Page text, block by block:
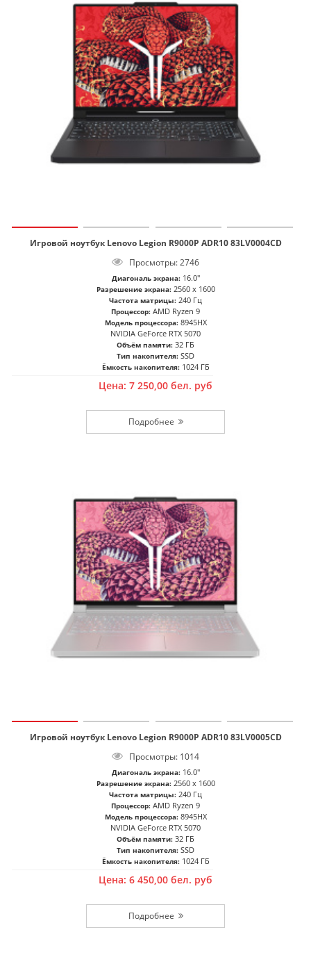
Игровой ноутбук Lenovo Legion R9000P ADR10 83LV0004CD
Просмотры: 2746
Диагональ экрана: 16.0"
Разрешение экрана: 2560 x 1600
Частота матрицы: 240 Гц
Процессор: AMD Ryzen 9
Модель процессора: 8945HX
NVIDIA GeForce RTX 5070
Объём памяти: 32 ГБ
Тип накопителя: SSD
Ёмкость накопителя: 1024 ГБ
Цена: 7 250,00 бел. руб
Игровой ноутбук Lenovo Legion R9000P ADR10 83LV0005CD
Просмотры: 1014
Диагональ экрана: 16.0"
Разрешение экрана: 2560 x 1600
Частота матрицы: 240 Гц
Процессор: AMD Ryzen 9
Модель процессора: 8945HX
NVIDIA GeForce RTX 5070
Объём памяти: 32 ГБ
Тип накопителя: SSD
Ёмкость накопителя: 1024 ГБ
Цена: 6 450,00 бел. руб